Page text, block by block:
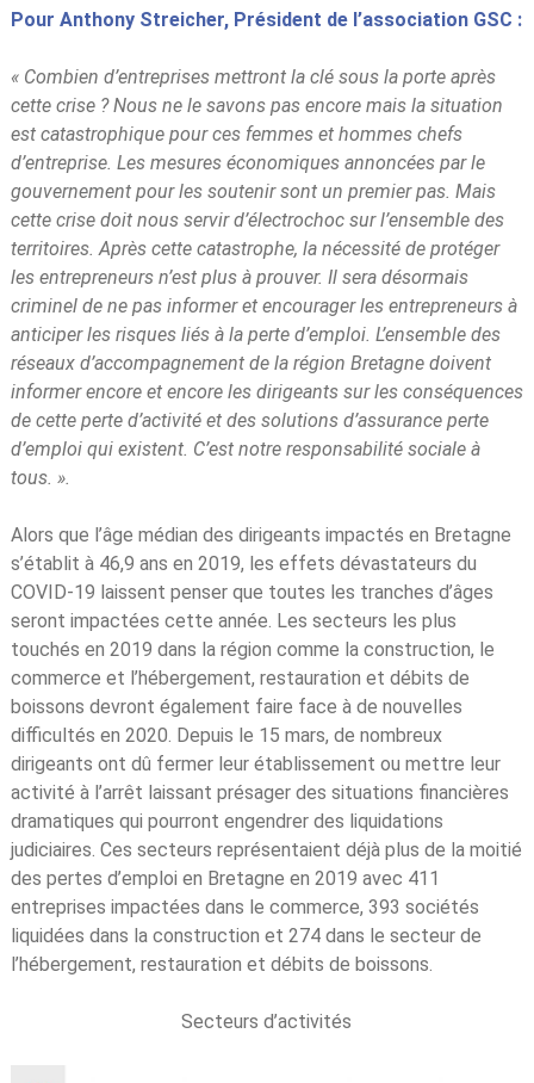
Pour Anthony Streicher, Président de l’association GSC :
« Combien d’entreprises mettront la clé sous la porte après
cette crise ? Nous ne le savons pas encore mais la situation
est catastrophique pour ces femmes et hommes chefs
d’entreprise. Les mesures économiques annoncées par le
gouvernement pour les soutenir sont un premier pas. Mais
cette crise doit nous servir d’électrochoc sur l’ensemble des
territoires. Après cette catastrophe, la nécessité de protéger
les entrepreneurs n’est plus à prouver. Il sera désormais
criminel de ne pas informer et encourager les entrepreneurs à
anticiper les risques liés à la perte d’emploi. L’ensemble des
réseaux d’accompagnement de la région Bretagne doivent
informer encore et encore les dirigeants sur les conséquences
de cette perte d’activité et des solutions d’assurance perte
d’emploi qui existent. C’est notre responsabilité sociale à
tous. ».
Alors que l’âge médian des dirigeants impactés en Bretagne
s’établit à 46,9 ans en 2019, les effets dévastateurs du
COVID-19 laissent penser que toutes les tranches d’âges
seront impactées cette année. Les secteurs les plus
touchés en 2019 dans la région comme la construction, le
commerce et l’hébergement, restauration et débits de
boissons devront également faire face à de nouvelles
difficultés en 2020. Depuis le 15 mars, de nombreux
dirigeants ont dû fermer leur établissement ou mettre leur
activité à l’arrêt laissant présager des situations financières
dramatiques qui pourront engendrer des liquidations
judiciaires. Ces secteurs représentaient déjà plus de la moitié
des pertes d’emploi en Bretagne en 2019 avec 411
entreprises impactées dans le commerce, 393 sociétés
liquidées dans la construction et 274 dans le secteur de
l’hébergement, restauration et débits de boissons.
Secteurs d’activités